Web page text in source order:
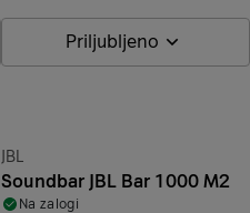
Priljubljeno
Znamka:
JBL
Soundbar JBL Bar 1000 M2
Na zalogi